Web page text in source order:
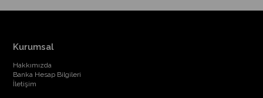
Kurumsal
Hakkımızda
Banka Hesap Bilgileri
İletişim